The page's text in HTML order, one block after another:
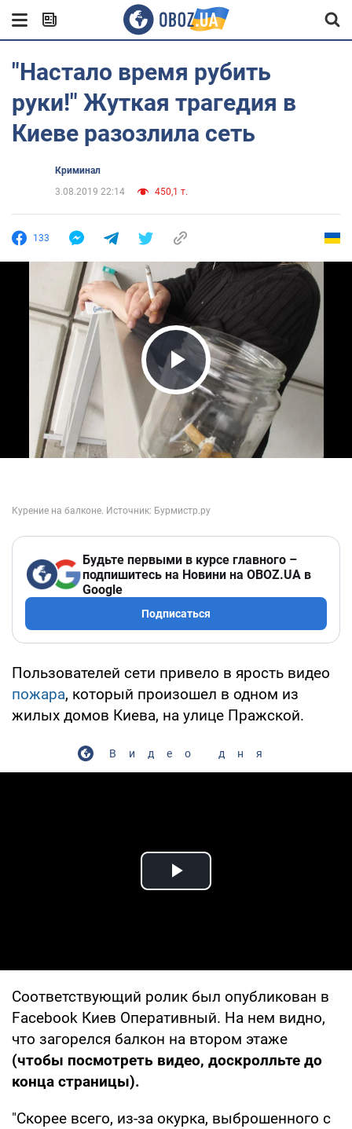
"Настало время рубить
руки!" Жуткая трагедия в
Киеве разозлила сеть
Криминал
3.08.2019 22:14
450,1 т.
133
Play Video
Будьте первыми в курсе главного –
подпишитесь на Новини на OBOZ.UA в
Google
Подписаться
Пользователей сети привело в ярость видео
пожара, который произошел в одном из
жилых домов Киева, на улице Пражской.
Видео дня
Play Video
Соответствующий ролик был опубликован в
Facebook Киев Оперативный. На нем видно,
что загорелся балкон на втором этаже
(чтобы посмотреть видео, доскролльте до
конца страницы).
"Скорее всего, из-за окурка, выброшенного с